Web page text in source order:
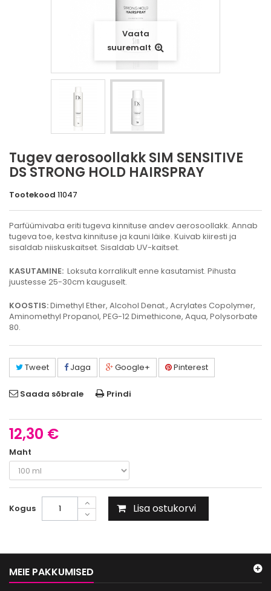
Vaata
suuremalt
Tugev aerosoollakk SIM SENSITIVE
DS STRONG HOLD HAIRSPRAY
Tootekood 11047
Parfüümivaba eriti tugeva kinnituse andev aerosoollakk. Annab
tugeva toe, kestva kinnituse ja kauni läike. Kuivab kiiresti ja
sisaldab niiskuskaitset. Sisaldab UV-kaitset.
KASUTAMINE: Loksuta korralikult enne kasutamist. Pihusta
juustesse 25-30cm kauguselt.
KOOSTIS:Dimethyl Ether, Alcohol Denat., Acrylates Copolymer,
Aminomethyl Propanol, PEG-12 Dimethicone, Aqua, Polysorbate
80.
Tweet Jaga Google+ Pinterest
Saada sõbrale Prindi
12,30 €
Maht
Kogus Lisa ostukorvi
MEIE PAKKUMISED